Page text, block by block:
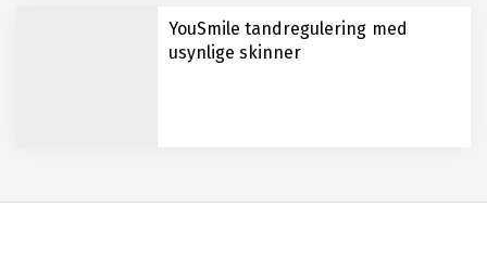
YouSmile tandregulering med
usynlige skinner